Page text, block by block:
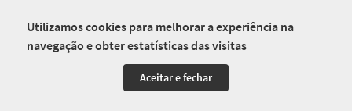
Utilizamos cookies para melhorar a experiência na
navegação e obter estatísticas das visitas
Aceitar e fechar